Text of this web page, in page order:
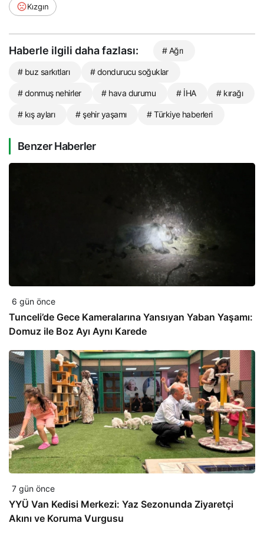
Kızgın
Haberle ilgili daha fazlası: # Ağrı
# buz sarkıtları # dondurucu soğuklar
# donmuş nehirler # hava durumu # İHA # kırağı
# kış ayları # şehir yaşamı # Türkiye haberleri
Benzer Haberler
6 gün önce
Tunceli’de Gece Kameralarına Yansıyan Yaban Yaşamı:
Domuz ile Boz Ayı Aynı Karede
7 gün önce
YYÜ Van Kedisi Merkezi: Yaz Sezonunda Ziyaretçi
Akını ve Koruma Vurgusu